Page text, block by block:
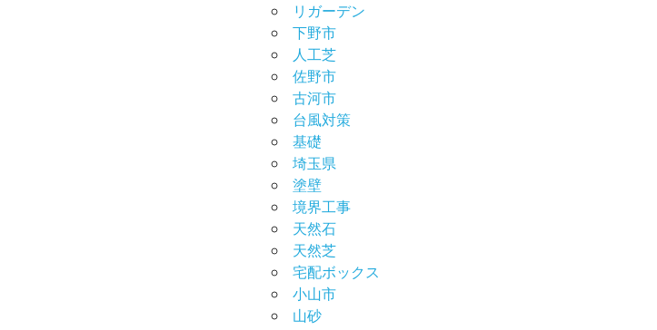
リガーデン
下野市
人工芝
佐野市
古河市
台風対策
基礎
埼玉県
塗壁
境界工事
天然石
天然芝
宅配ボックス
小山市
山砂